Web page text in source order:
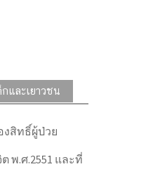
และเยาวชน
สิทธิ์ผู้ป่วย
พ.ศ.2551 และที่